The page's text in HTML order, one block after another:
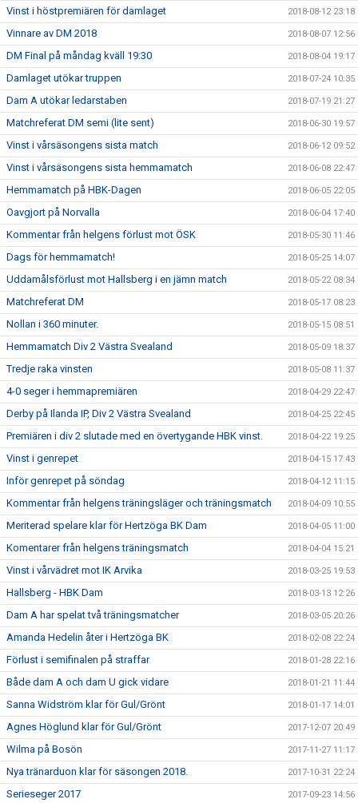
Vinst i höstpremiären för damlaget 2018-08-12 23:18
Vinnare av DM 2018 2018-08-07 12:56
DM Final på måndag kväll 19:30 2018-08-04 19:17
Damlaget utökar truppen 2018-07-24 10:35
Dam A utökar ledarstaben 2018-07-19 21:27
Matchreferat DM semi (lite sent) 2018-06-30 19:57
Vinst i vårsäsongens sista match 2018-06-12 09:52
Vinst i vårsäsongens sista hemmamatch 2018-06-08 22:47
Hemmamatch på HBK-Dagen 2018-06-05 22:05
Oavgjort på Norvalla 2018-06-04 17:40
Kommentar från helgens förlust mot ÖSK 2018-05-30 11:46
Dags för hemmamatch! 2018-05-25 14:07
Uddamålsförlust mot Hallsberg i en jämn match 2018-05-22 08:34
Matchreferat DM 2018-05-17 08:23
Nollan i 360 minuter. 2018-05-15 08:51
Hemmamatch Div 2 Västra Svealand 2018-05-09 18:37
Tredje raka vinsten 2018-05-08 11:37
4-0 seger i hemmapremiären 2018-04-29 22:47
Derby på Ilanda IP, Div 2 Västra Svealand 2018-04-25 22:45
Premiären i div 2 slutade med en övertygande HBK vinst. 2018-04-22 19:25
Vinst i genrepet 2018-04-15 17:43
Inför genrepet på söndag 2018-04-12 11:15
Kommentar från helgens träningsläger och träningsmatch 2018-04-09 10:55
Meriterad spelare klar för Hertzöga BK Dam 2018-04-05 11:00
Komentarer från helgens träningsmatch 2018-04-04 15:21
Vinst i vårvädret mot IK Arvika 2018-03-25 19:53
Hallsberg - HBK Dam 2018-03-13 12:26
Dam A har spelat två träningsmatcher 2018-03-05 20:26
Amanda Hedelin åter i Hertzöga BK 2018-02-08 22:24
Förlust i semifinalen på straffar 2018-01-28 22:16
Både dam A och dam U gick vidare 2018-01-21 11:44
Sanna Widström klar för Gul/Grönt 2018-01-17 14:01
Agnes Höglund klar för Gul/Grönt 2017-12-07 20:49
Wilma på Bosön 2017-11-27 11:17
Nya tränarduon klar för säsongen 2018. 2017-10-31 22:24
Serieseger 2017 2017-09-23 14:56